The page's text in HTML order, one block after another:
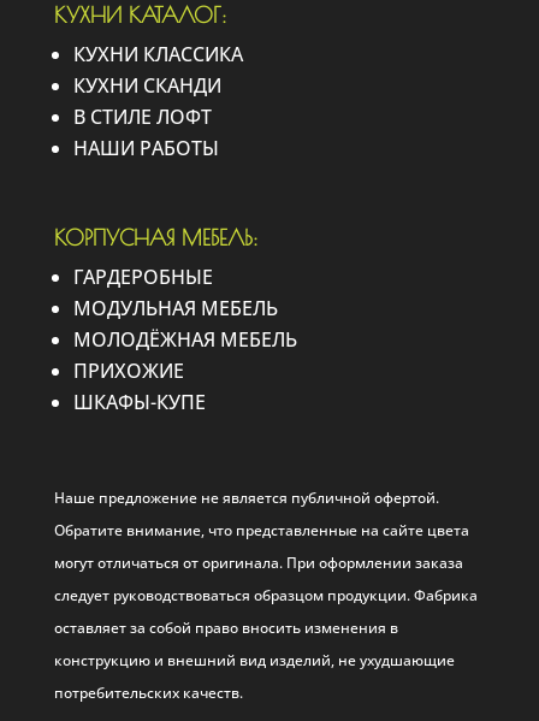
КУХНИ КАТАЛОГ:
КУХНИ КЛАССИКА
КУХНИ СКАНДИ
В СТИЛЕ ЛОФТ
НАШИ РАБОТЫ
КОРПУСНАЯ МЕБЕЛЬ:
ГАРДЕРОБНЫЕ
МОДУЛЬНАЯ МЕБЕЛЬ
МОЛОДЁЖНАЯ МЕБЕЛЬ
ПРИХОЖИЕ
ШКАФЫ-КУПЕ
Наше предложение не является публичной офертой.
Обратите внимание, что представленные на сайте цвета
могут отличаться от оригинала. При оформлении заказа
следует руководствоваться образцом продукции. Фабрика
оставляет за собой право вносить изменения в
конструкцию и внешний вид изделий, не ухудшающие
потребительских качеств.